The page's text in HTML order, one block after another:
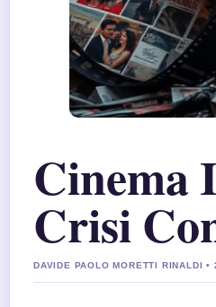
Cinema
Crisi
DAVIDE PAOLO MORETTI RINALDI